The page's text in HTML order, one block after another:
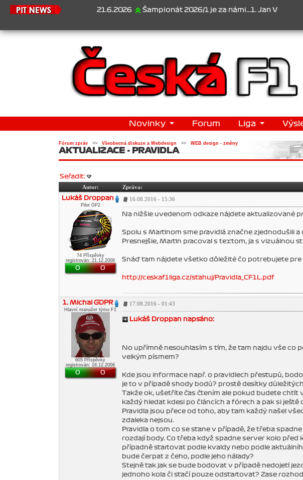
21.6.2026 Šampionát 2026/1 je za námi...1. Jan Veselý , 2. Jan
Novinky Forum Liga
Fórum zpráv >> Všeobecná diskuze a Webdesign >> WEB design - změny
AKTUALIZACE - PRAVIDLA
Seřadit:
Autor:
Zpráva:
Lukáš Droppan
Pilot GP2
74 Příspěvky
registrován: 21.12.2008
0 0
16.08.2016 - 15:36
Na nižšie uvedenom odkaze nájdete aktualizované
Spolu s Martinom sme pravidlá značne zjednodušili a
Presnejšie, Martin pracoval s textom, ja s vizuálnou
Snáď tam nájdete všetko dôležité čo potrebujete pre
http://ceskaf1liga.cz/stahuj/Pravidla_CF1L.pdf
1. Michal GDPR
Hlavní manažer týmu F1
605 Příspěvky
registrován: 18.12.2006
0 0
17.08.2016 - 01:43
Lukáš Droppan napsáno:
No upřímně nesouhlasím s tím, že tam najdu vše co
velkým písmem?
Kde jsou informace např. o pravidlech přestupů,
je to v případě shody bodů? prostě desítky
Takže ok, ušetříte čas čtením ale pokud budete
každý hledat kdesi po článcích a fórech a pak si
Pravidla jsou přece od toho, aby tam každý našel
zdaleka nejsou.
Pravidla o tom co se stane v případě, že třeba
rozdají body. Co třeba když spadne server kolo
případně startovat podle kvaldy nebo podle
bude čerpat z čeho, podle jeho nálady?
Stejně tak jak se bude bodovat v případě nedojetí
jednoho kola či stačí pouze odstartovat? Zase